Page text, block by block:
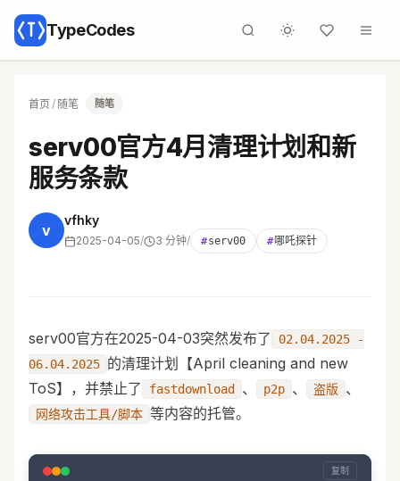
TypeCodes
首页 / 随笔 随笔
serv00官方4月清理计划和新
服务条款
v
vfhky
2025-04-05/ 3 分钟/ #serv00 #哪吒探针
serv00官方在2025-04-03突然发布了
02.04.2025 -
06.04.2025 的清理计划【April cleaning and new
ToS】，并禁止了
fastdownload 、 p2p 、 盗版 、
网络攻击工具/脚本 等内容的托管。
复制